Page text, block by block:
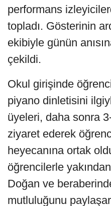
performans
topladı. Gösterinin
ekibiyle günün
çekildi.
Okul girişinde
piyano dinletisini
üyeleri, daha sonra 3-
ziyaret ederek
heyecanına ortak
öğrencilerle
Doğan ve
mutluluğunu